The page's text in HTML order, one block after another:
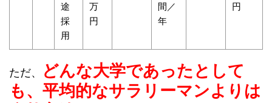
途
採
用
万
円
間／
年
円
ただ、
どんな大学であったとして
も、平均的なサラリーマンよりは